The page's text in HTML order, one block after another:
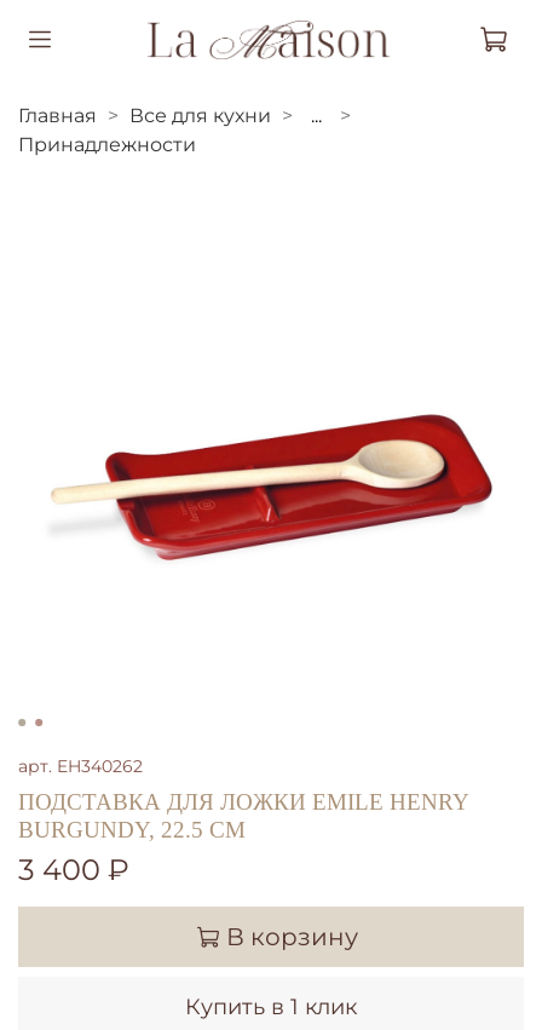
Главная Все для кухни
...
Принадлежности
арт. EH340262
ПОДСТАВКА ДЛЯ ЛОЖКИ EMILE HENRY
BURGUNDY, 22.5 СМ
3 400 ₽
В корзину
Купить в 1 клик